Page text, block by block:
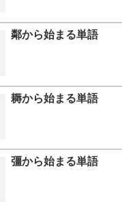
鄰から始まる単語
耨から始まる単語
彊から始まる単語